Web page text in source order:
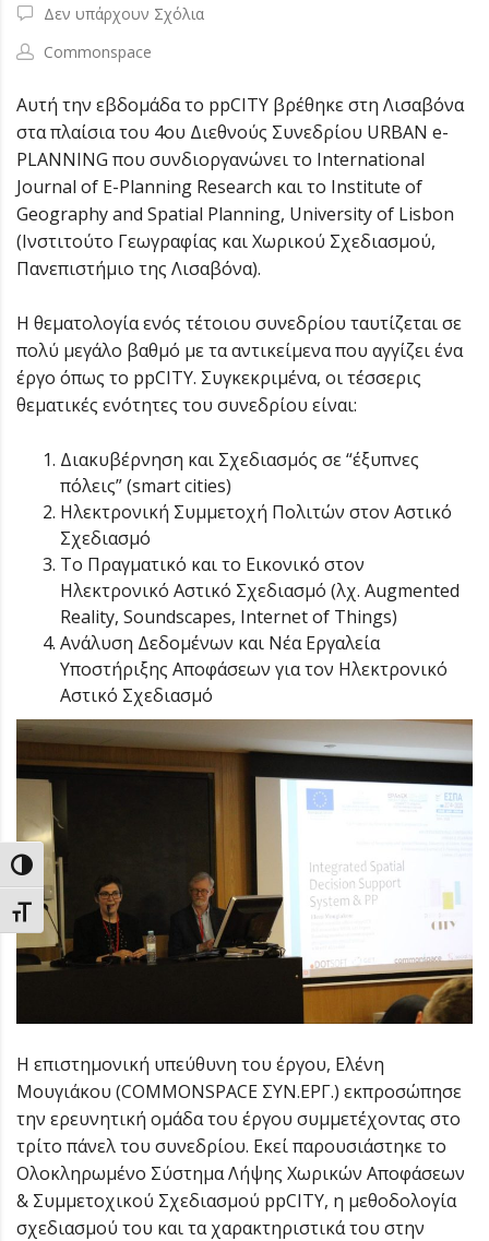
Εναλλαγή Υψηλής Αντίθεσης
Εναλλαγή Μεγέθους Γραμμάτων
Δεν υπάρχουν Σχόλια
Commonspace
Αυτή την εβδομάδα το ppCITY βρέθηκε στη Λισαβόνα
στα πλαίσια του 4ου Διεθνούς Συνεδρίου URBAN e-
PLANNING που συνδιοργανώνει το International
Journal of E-Planning Research και το Institute of
Geography and Spatial Planning, University of Lisbon
(Ινστιτούτο Γεωγραφίας και Χωρικού Σχεδιασμού,
Πανεπιστήμιο της Λισαβόνα).
Η θεματολογία ενός τέτοιου συνεδρίου ταυτίζεται σε
πολύ μεγάλο βαθμό με τα αντικείμενα που αγγίζει ένα
έργο όπως το ppCITY. Συγκεκριμένα, οι τέσσερις
θεματικές ενότητες του συνεδρίου είναι:
Διακυβέρνηση και Σχεδιασμός σε “έξυπνες
πόλεις” (smart cities)
Ηλεκτρονική Συμμετοχή Πολιτών στον Αστικό
Σχεδιασμό
Το Πραγματικό και το Εικονικό στον
Ηλεκτρονικό Αστικό Σχεδιασμό (λχ. Augmented
Reality, Soundscapes, Internet of Things)
Ανάλυση Δεδομένων και Νέα Εργαλεία
Υποστήριξης Αποφάσεων για τον Ηλεκτρονικό
Αστικό Σχεδιασμό
Η επιστημονική υπεύθυνη του έργου, Ελένη
Μουγιάκου (COMMONSPACE ΣΥΝ.ΕΡΓ.) εκπροσώπησε
την ερευνητική ομάδα του έργου συμμετέχοντας στο
τρίτο πάνελ του συνεδρίου. Εκεί παρουσιάστηκε το
Ολοκληρωμένο Σύστημα Λήψης Χωρικών Αποφάσεων
& Συμμετοχικού Σχεδιασμού ppCITY, η μεθοδολογία
σχεδιασμού του και τα χαρακτηριστικά του στην